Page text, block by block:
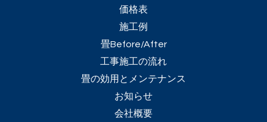
価格表
施工例
畳Before/After
工事施工の流れ
畳の効用とメンテナンス
お知らせ
会社概要